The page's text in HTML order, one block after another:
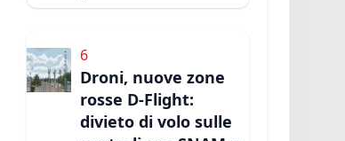
6
Droni, nuove zone
rosse D-Flight:
divieto di volo sulle